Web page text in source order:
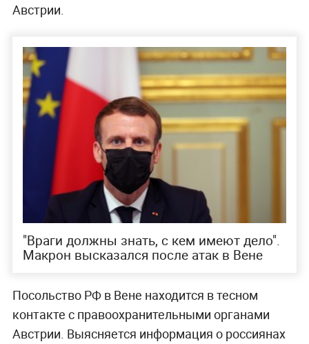
Австрии.
"Враги должны знать, с кем имеют дело".
Макрон высказался после атак в Вене
Посольство РФ в Вене находится в тесном
контакте с правоохранительными органами
Австрии. Выясняется информация о россиянах